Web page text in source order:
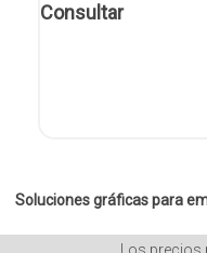
Consultar
Soluciones gráficas para
Los precios